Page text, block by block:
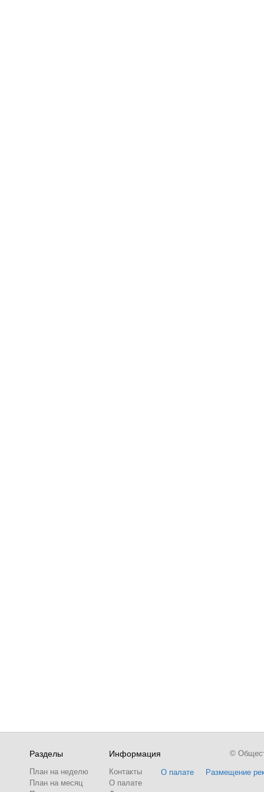
Разделы
План на неделю
План на месяц
Информация
Контакты
О палате
О палате Размещение
©